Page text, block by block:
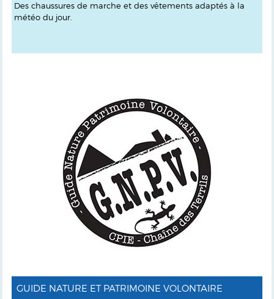
Des chaussures de marche et des vêtements adaptés à la
météo du jour.
GUIDE NATURE ET PATRIMOINE VOLONTAIRE